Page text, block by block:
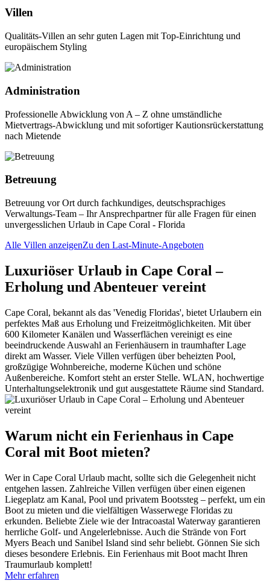
Villen
Qualitäts-Villen an sehr guten Lagen mit Top-Einrichtung und
europäischem Styling
Administration
Professionelle Abwicklung von A – Z ohne umständliche
Mietvertrags-Abwicklung und mit sofortiger Kautionsrückerstattung
nach Mietende
Betreuung
Betreuung vor Ort durch fachkundiges, deutschsprachiges
Verwaltungs-Team – Ihr Ansprechpartner für alle Fragen für einen
unvergesslichen Urlaub in Cape Coral - Florida
Alle Villen anzeigenZu den Last-Minute-Angeboten
Luxuriöser Urlaub in Cape Coral –
Erholung und Abenteuer vereint
Cape Coral, bekannt als das 'Venedig Floridas', bietet Urlaubern ein
perfektes Maß aus Erholung und Freizeitmöglichkeiten. Mit über
600 Kilometer Kanälen und Wasserflächen vereinigt es eine
beeindruckende Auswahl an Ferienhäusern in traumhafter Lage
direkt am Wasser. Viele Villen verfügen über beheizten Pool,
großzügige Wohnbereiche, moderne Küchen und schöne
Außenbereiche. Komfort steht an erster Stelle. WLAN, hochwertige
Unterhaltungselektronik und gut ausgestattete Räume sind Standard.
Warum nicht ein Ferienhaus in Cape
Coral mit Boot mieten?
Wer in Cape Coral Urlaub macht, sollte sich die Gelegenheit nicht
entgehen lassen. Zahlreiche Villen verfügen über einen eigenen
Liegeplatz am Kanal, Pool und privatem Bootssteg – perfekt, um ein
Boot zu mieten und die vielfältigen Wasserwege Floridas zu
erkunden. Beliebte Ziele wie der Intracoastal Waterway garantieren
herrliche Golf- und Angelerlebnisse. Auch die Strände von Fort
Myers Beach und Sanibel Island sind sehr beliebt. Gönnen Sie sich
dieses besondere Erlebnis. Ein Ferienhaus mit Boot macht Ihren
Traumurlaub komplett!
Mehr erfahren